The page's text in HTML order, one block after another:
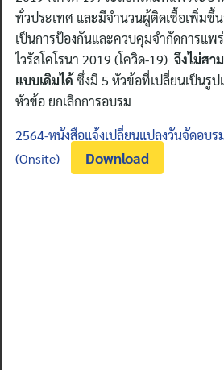
ทั่วประเทศ และมีจำนวนผู้ติดเชื้อเพิ่มขึ้น
เป็นการป้องกันและควบคุมจำกัดการแพ
ไวรัสโคโรนา 2019 (โควิด-19) จึงไม่สา
แบบเดิมได้ ซึ่งมี 5 หัวข้อที่เปลี่ยนเป็นรู
หัวข้อ ยกเลิกการอบรม
2564-หนังสือแจ้งเปลี่ยนแปลงวันจัดอบร
(Onsite)
Download